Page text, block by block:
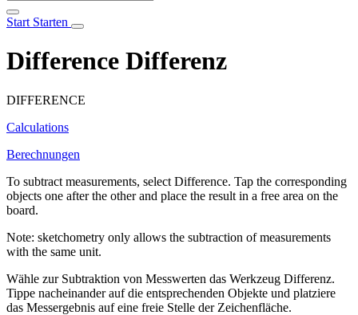
Start Starten
Difference Differenz
DIFFERENCE
Calculations
Berechnungen
To subtract measurements, select Difference. Tap the corresponding
objects one after the other and place the result in a free area on the
board.
Note: sketchometry only allows the subtraction of measurements
with the same unit.
Wähle zur Subtraktion von Messwerten das Werkzeug Differenz.
Tippe nacheinander auf die entsprechenden Objekte und platziere
das Messergebnis auf eine freie Stelle der Zeichenfläche.